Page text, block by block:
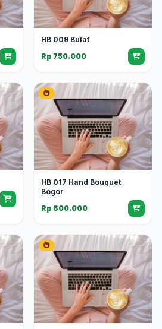
HB 009 Bulat
Rp 750.000
HB 017 Hand Bouquet
Bogor
Rp 800.000